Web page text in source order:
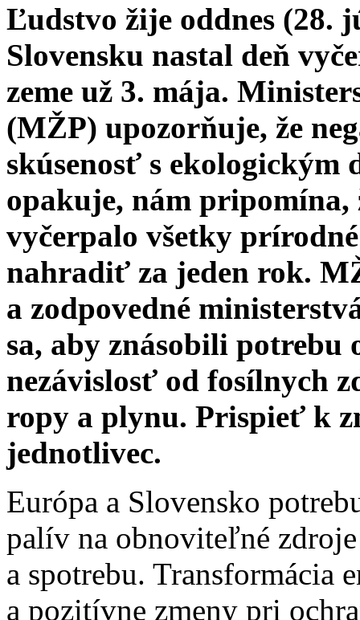
Ľudstvo žije oddnes (28.
Slovensku nastal deň
zeme už 3. mája.
(MŽP) upozorňuje, že
skúsenosť s ekologickým
opakuje, nám
vyčerpalo všetky
nahradiť za jeden rok.
a zodpovedné
sa, aby znásobili
nezávislosť od fosílnych
ropy a plynu. Prispieť k
jednotlivec.
Európa a Slovensko
palív na obnoviteľné
a spotrebu. Transformácia
a pozitívne zmeny pri